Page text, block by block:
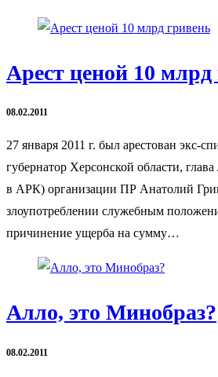
Арест ценой 10 млрд
08.02.2011
27 января 2011 г. был арестован экс-
губернатор Херсонской области,
в АРК) организации ПР Анатолий
злоупотреблении служебным
причинение ущерба на сумму…
Алло, это Минобраз?
08.02.2011